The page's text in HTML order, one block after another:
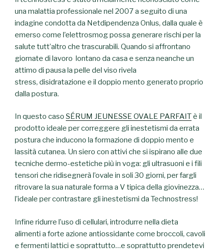
una malattia professionale nel 2007 a seguito di una
indagine condotta da Netdipendenza Onlus, dalla quale è
emerso come l’elettrosmog possa generare rischi per la
salute tutt’altro che trascurabili. Quando si affrontano
giornate di lavoro lontano da casa e senza neanche un
attimo di pausa la pelle del viso rivela
stress, disidratazione e il doppio mento generato proprio
dalla postura.
In questo caso SÉRUM JEUNESSE OVALE PARFAITè il
prodotto ideale per correggere gli inestetismi da errata
postura che inducono la formazione di doppio mento e
lassità cutanea. Un siero con attivi che si ispirano alle due
tecniche dermo-estetiche più in voga: gli ultrasuoni e i fili
tensori che ridisegnerà l’ovale in soli 30 giorni, per fargli
ritrovare la sua naturale forma a V tipica della giovinezza…
l’ideale per contrastare gli inestetismi da Technostress!
Infine ridurre l’uso di cellulari, introdurre nella dieta
alimenti a forte azione antiossidante come broccoli, cavoli
e fermenti lattici e soprattutto…e soprattutto prendetevi